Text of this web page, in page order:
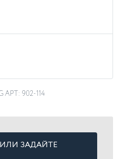
АРТ: 902-114
ЗАДАЙТЕ